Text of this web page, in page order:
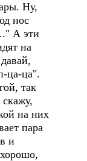
Ну,
нос
А эти
на
ца-ца".
так
на них
пара
и